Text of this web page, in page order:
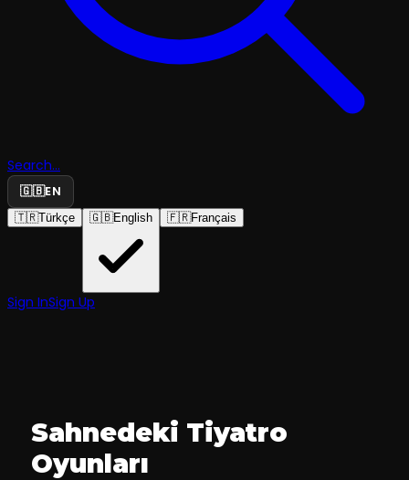
Search...
🇬🇧EN
🇹🇷Türkçe 🇬🇧English 🇫🇷Français
Sign InSign Up
Sahnedeki Tiyatro
Oyunları